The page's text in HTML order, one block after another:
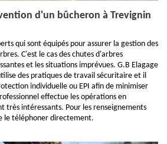
d'un bûcheron à Trevignin
qui sont équipés pour assurer la gestion des
C'est le cas des chutes d'arbres
et les situations imprévues. G.B Elagage
des pratiques de travail sécuritaire et il
individuelle ou EPI afin de minimiser
effectue les opérations en
très intéressants. Pour les renseignements
le téléphoner directement.